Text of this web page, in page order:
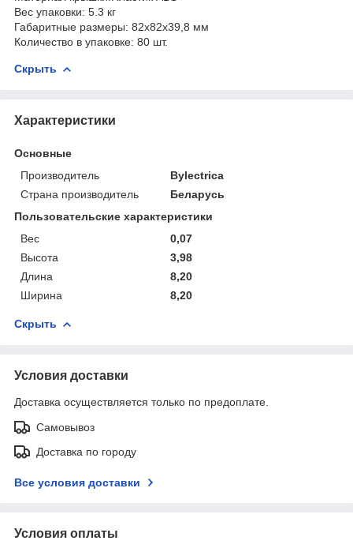
Вес упаковки: 5.3 кг
Габаритные размеры: 82х82х39,8 мм
Количество в упаковке: 80 шт.
Скрыть
Характеристики
Основные
Производитель
Bylectrica
Страна производитель
Беларусь
Пользовательские характеристики
Вес
0,07
Высота
3,98
Длина
8,20
Ширина
8,20
Скрыть
Условия доставки
Доставка осуществляется только по предоплате.
Самовывоз
Доставка по городу
Все условия доставки
Условия оплаты